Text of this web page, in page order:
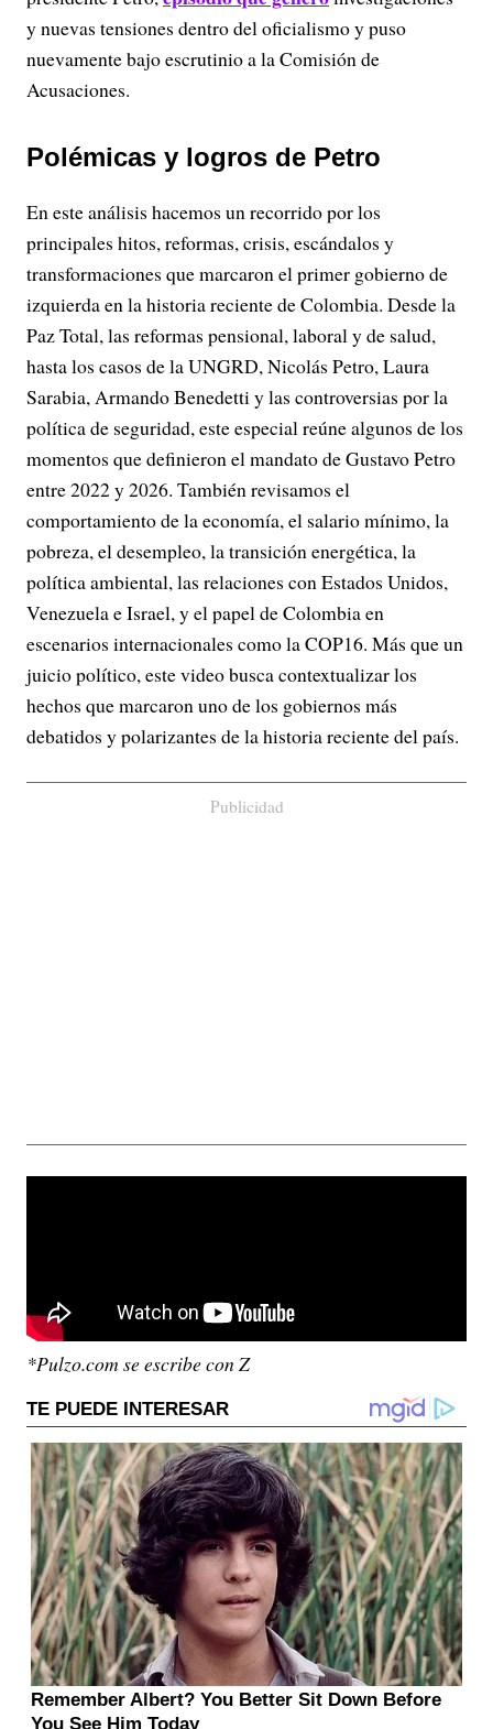
y nuevas tensiones dentro del oficialismo y puso
nuevamente bajo escrutinio a la Comisión de
Acusaciones.
Polémicas y logros de Petro
En este análisis hacemos un recorrido por los
principales hitos, reformas, crisis, escándalos y
transformaciones que marcaron el primer gobierno de
izquierda en la historia reciente de Colombia. Desde la
Paz Total, las reformas pensional, laboral y de salud,
hasta los casos de la UNGRD, Nicolás Petro, Laura
Sarabia, Armando Benedetti y las controversias por la
política de seguridad, este especial reúne algunos de los
momentos que definieron el mandato de Gustavo Petro
entre 2022 y 2026. También revisamos el
comportamiento de la economía, el salario mínimo, la
pobreza, el desempleo, la transición energética, la
política ambiental, las relaciones con Estados Unidos,
Venezuela e Israel, y el papel de Colombia en
escenarios internacionales como la COP16. Más que un
juicio político, este video busca contextualizar los
hechos que marcaron uno de los gobiernos más
debatidos y polarizantes de la historia reciente del país.
Publicidad
*Pulzo.com se escribe con Z